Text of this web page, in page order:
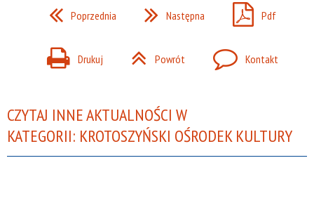
Poprzednia Następna Pdf
Drukuj Powrót Kontakt
CZYTAJ INNE AKTUALNOŚCI W
KATEGORII: KROTOSZYŃSKI OŚRODEK KULTURY